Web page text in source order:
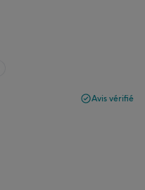
Avis vérifié